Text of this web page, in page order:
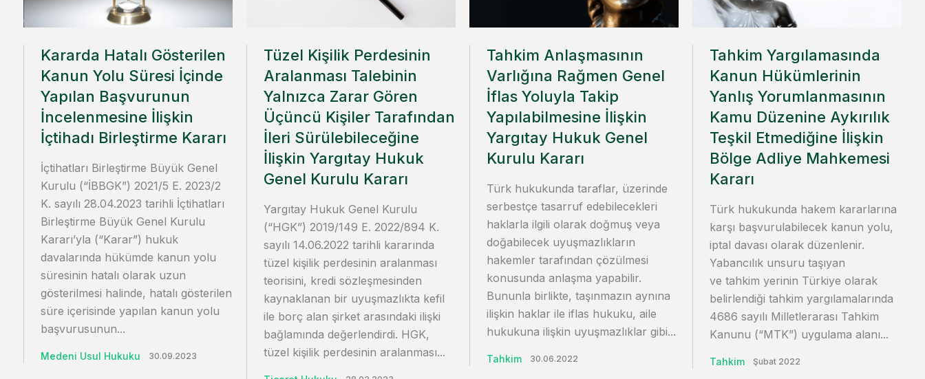
Kararda Hatalı Gösterilen
Kanun Yolu Süresi İçinde
Yapılan Başvurunun
İncelenmesine İlişkin
İçtihadı Birleştirme Kararı
İçtihatları Birleştirme Büyük Genel
Kurulu (“İBBGK”) 2021/5 E. 2023/2
K. sayılı 28.04.2023 tarihli İçtihatları
Birleştirme Büyük Genel Kurulu
Kararı’yla (“Karar”) hukuk
davalarında hükümde kanun yolu
süresinin hatalı olarak uzun
gösterilmesi halinde, hatalı gösterilen
süre içerisinde yapılan kanun yolu
başvurusunun...
Medeni Usul Hukuku 30.09.2023
Tüzel Kişilik Perdesinin
Aralanması Talebinin
Yalnızca Zarar Gören
Üçüncü Kişiler Tarafından
İleri Sürülebileceğine
İlişkin Yargıtay Hukuk
Genel Kurulu Kararı
Yargıtay Hukuk Genel Kurulu
(“HGK”) 2019/149 E. 2022/894 K.
sayılı 14.06.2022 tarihli kararında
tüzel kişilik perdesinin aralanması
teorisini, kredi sözleşmesinden
kaynaklanan bir uyuşmazlıkta kefil
ile borç alan şirket arasındaki ilişki
bağlamında değerlendirdi. HGK,
tüzel kişilik perdesinin aralanması...
Tahkim Anlaşmasının
Varlığına Rağmen Genel
İflas Yoluyla Takip
Yapılabilmesine İlişkin
Yargıtay Hukuk Genel
Kurulu Kararı
Türk hukukunda taraflar, üzerinde
serbestçe tasarruf edebilecekleri
haklarla ilgili olarak doğmuş veya
doğabilecek uyuşmazlıkların
hakemler tarafından çözülmesi
konusunda anlaşma yapabilir.
Bununla birlikte, taşınmazın aynına
ilişkin haklar ile iflas hukuku, aile
hukukuna ilişkin uyuşmazlıklar gibi...
Tahkim 30.06.2022
Tahkim Yargılamasında
Kanun Hükümlerinin
Yanlış Yorumlanmasının
Kamu Düzenine Aykırılık
Teşkil Etmediğine İlişkin
Bölge Adliye Mahkemesi
Kararı
Türk hukukunda hakem kararlarına
karşı başvurulabilecek kanun yolu,
iptal davası olarak düzenlenir.
Yabancılık unsuru taşıyan
ve tahkim yerinin Türkiye olarak
belirlendiği tahkim yargılamalarında
4686 sayılı Milletlerarası Tahkim
Kanunu (“MTK”) uygulama alanı...
Tahkim Şubat 2022